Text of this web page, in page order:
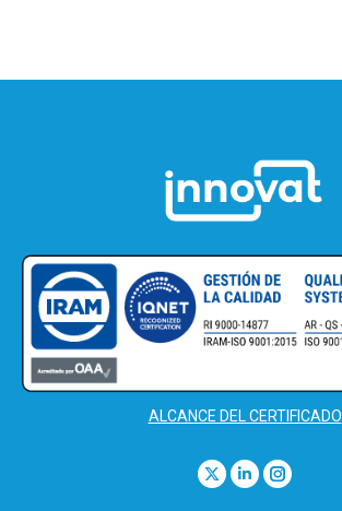
ALCANCE DEL CERTIFICADO
X
LinkedinInstagram